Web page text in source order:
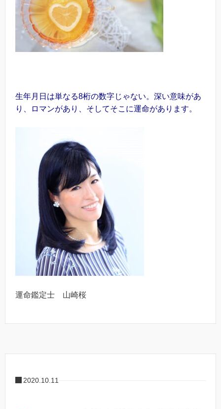
生年月日は単なる8桁の数字じゃない。深い意味があ
り、ロマンがあり、そしてそこに運命があります。
運命鑑定士 山崎桜
2020.10.11